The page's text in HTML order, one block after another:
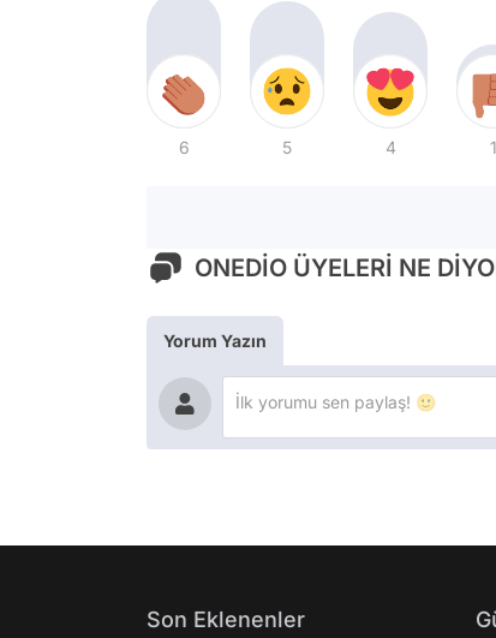
6 5 4 1
ONEDİO ÜYELERİ NE
Yorum Yazın
Son Eklenenler